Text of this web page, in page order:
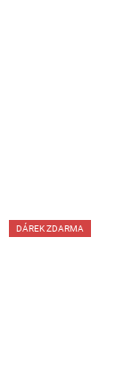
DÁREK ZDARMA